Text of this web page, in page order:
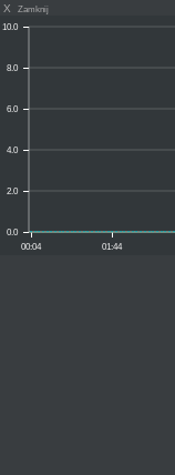
X Zamknij